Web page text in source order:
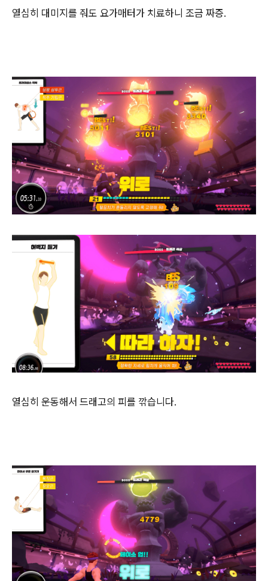
열심히 대미지를 줘도 요가매터가 치료하니 조금 짜증.
열심히 운동해서 드래고의 피를 깎습니다.